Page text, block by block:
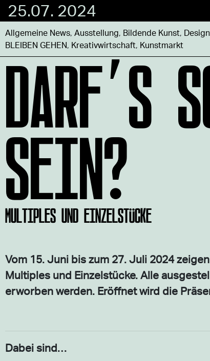
25.07. 2024
Allgemeine News, Ausstellung, Bildende Kunst,
BLEIBEN GEHEN, Kreativwirtschaft, Kunstmarkt
DARF’S
SEIN?
MULTIPLES UND EINZELSTÜCKE
Vom 15. Juni bis zum 27. Juli 2024
Multiples und Einzelstücke. Alle
erworben werden. Eröffnet wird die
Dabei sind…